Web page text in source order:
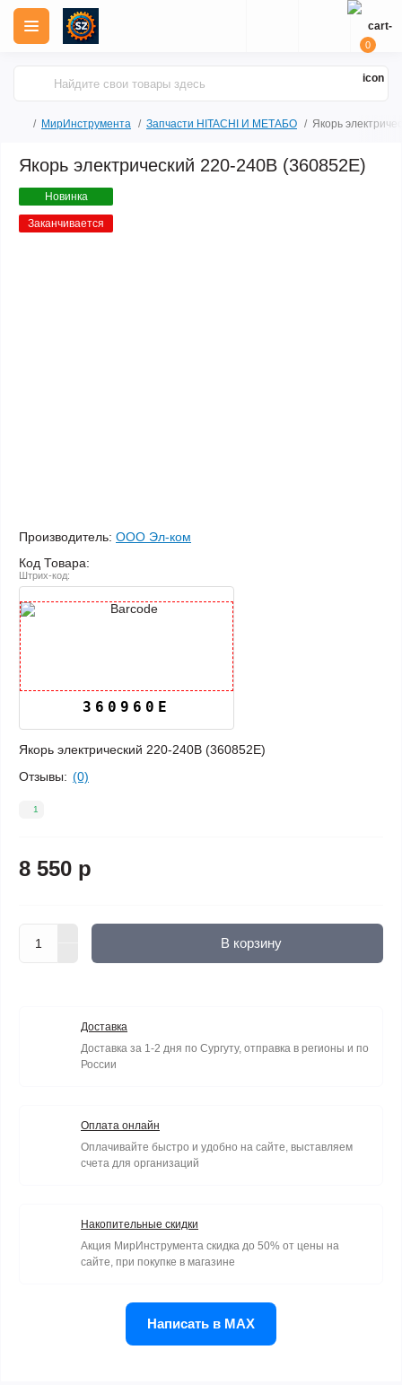
0
МирИнструмента Запчасти HITACHI И МЕТАБО Якорь
Якорь электрический 220-240В (360852E)
Новинка
Заканчивается
Производитель: ООО Эл-ком
Код Товара:
Штрих-код:
360960E
Якорь электрический 220-240В (360852E)
Отзывы: (0)
1
8 550 р
В корзину
Доставка
Доставка за 1-2 дня по Сургуту, отправка в регионы и по
России
Оплата онлайн
Оплачивайте быстро и удобно на сайте, выставляем
счета для организаций
Накопительные скидки
Акция МирИнструмента скидка до 50% от цены на
сайте, при покупке в магазине
Написать в MAX